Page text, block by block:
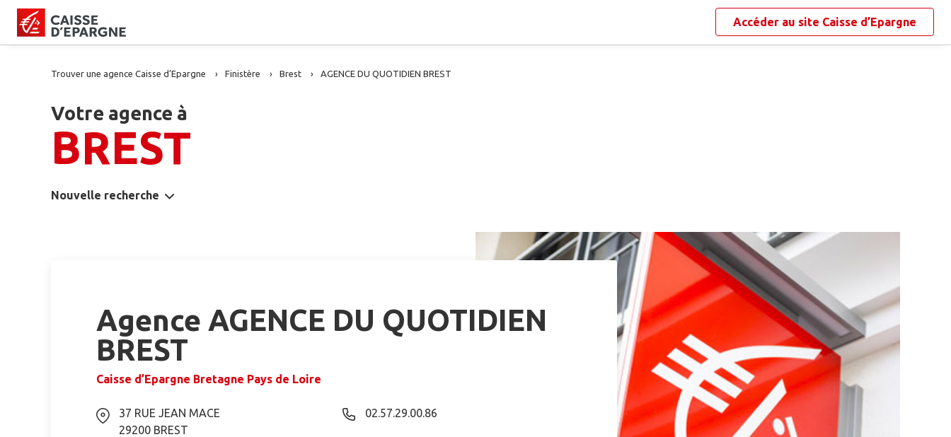
Accéder au site Caisse d’Epargne
Trouver une agence Caisse d’Epargne Finistère Brest AGENCE DU QUOTIDIEN BREST
Votre agence à
BREST
Nouvelle recherche
Agence AGENCE DU QUOTIDIEN
BREST
Caisse d’Epargne Bretagne Pays de Loire
37 RUE JEAN MACE
29200 BREST
02.57.29.00.86